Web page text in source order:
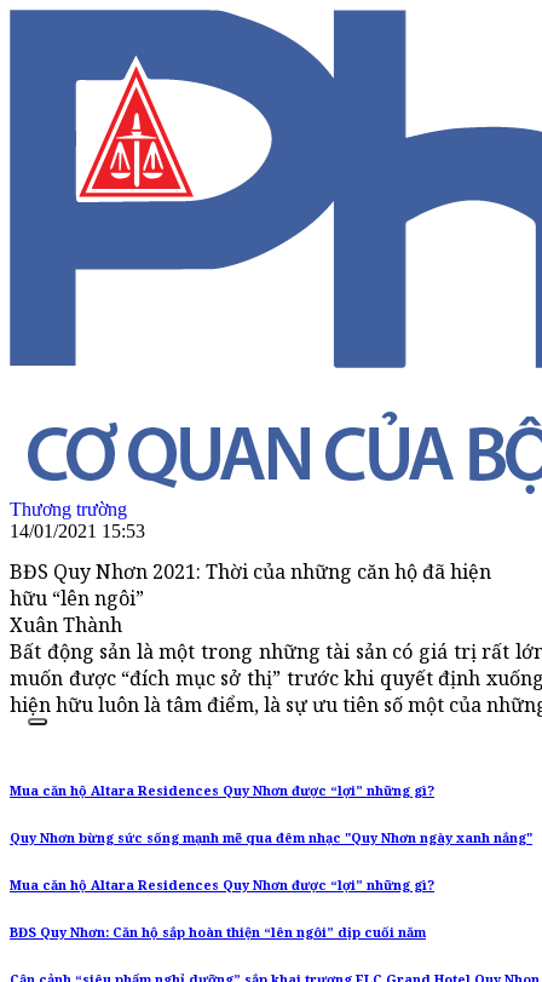
Thương trường
14/01/2021 15:53
BĐS Quy Nhơn 2021: Thời của những căn hộ đã hiện
hữu “lên ngôi”
Xuân Thành
Bất động sản là một trong những tài sản có giá trị rất
muốn được “đích mục sở thị” trước khi quyết định
hiện hữu luôn là tâm điểm, là sự ưu tiên số một của
Mua căn hộ Altara Residences Quy Nhơn được “lợi” những gì?
Quy Nhơn bừng sức sống mạnh mẽ qua đêm nhạc "Quy Nhơn ngày xanh nắng"
Mua căn hộ Altara Residences Quy Nhơn được “lợi” những gì?
BĐS Quy Nhơn: Căn hộ sắp hoàn thiện “lên ngôi” dịp cuối năm